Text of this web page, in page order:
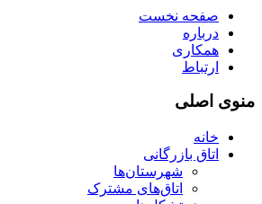
صفحه نخست
درباره
همکاری
ارتباط
منوی اصلی
خانه
اتاق بازرگانی
شهرستان‌ها
اتاق‌های مشترک